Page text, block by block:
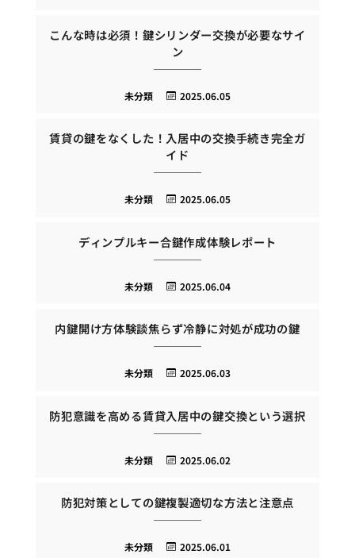
こんな時は必須！鍵シリンダー交換が必要なサイ
ン
2025.06.05
未分類
賃貸の鍵をなくした！入居中の交換手続き完全ガ
イド
2025.06.05
未分類
ディンプルキー合鍵作成体験レポート
2025.06.04
未分類
内鍵開け方体験談焦らず冷静に対処が成功の鍵
2025.06.03
未分類
防犯意識を高める賃貸入居中の鍵交換という選択
2025.06.02
未分類
防犯対策としての鍵複製適切な方法と注意点
2025.06.01
未分類